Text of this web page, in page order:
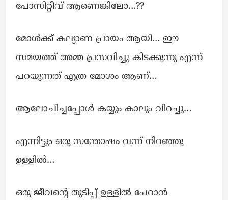
പോസിറ്റീവ് ആണെങ്കിലോ…??
മോൾക്ക് കല്യാണ പ്രായം ആയി… ഈ
സമയത്ത് അമ്മ പ്രസവിച്ചു കിടക്കുന്നു എന്ന്
പറയുന്നത് എത്ര മോശം ആണ്…
ആലോചിച്ചപ്പോൾ കയ്യും കാലും വിറച്ചു…
എന്നിട്ടും ഒരു സന്തോഷം വന്ന് നിറഞ്ഞു
ഉള്ളിൽ…
ഒരു ജീവന്റെ തുടിപ്പ് ഉള്ളിൽ പേറാൻ